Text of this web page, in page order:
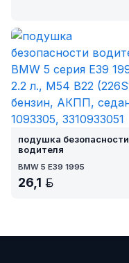
подушка безопасности
водителя
BMW 5 E39 1995
26,1